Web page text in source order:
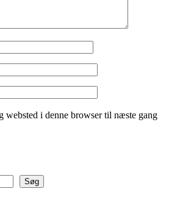
websted i denne browser til næste gang
Søg